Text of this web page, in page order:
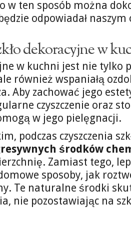
w ten sposób można
odpowiadał
dekoracyjne w
w kuchni jest nie
również wspaniałą
Aby zachować jego
czyszczenie oraz
w jego pielęgnacji.
podczas czyszczenia
środków
Zamiast tego,
sposoby, jak
Te naturalne środki
nie pozostawiając na